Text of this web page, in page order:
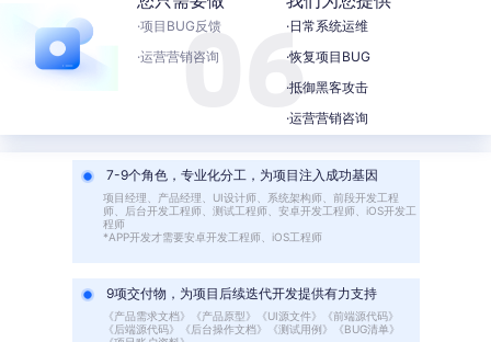
·项目BUG反馈
·运营营销咨询
·日常系统运维
·恢复项目BUG
·抵御黑客攻击
·运营营销咨询
7-9个角色，专业化分工，为项目注入成功基因
项目经理、产品经理、UI设计师、系统架构师、前段开发工程
师、后台开发工程师、测试工程师、安卓开发工程师、iOS开发工
程师
*APP开发才需要安卓开发工程师、iOS工程师
9项交付物，为项目后续迭代开发提供有力支持
《产品需求文档》《产品原型》《UI源文件》《前端源代码》
《后端源代码》《后台操作文档》《测试用例》《BUG清单》